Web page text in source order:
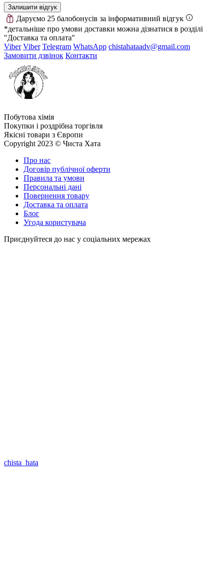
Залишити відгук
Даруємо 25 балобонусів за інформативний відгук
*детальніше про умови доставки можна дізнатися в розділі
"Доставка та оплата"
Viber Viber Telegram WhatsApp chistahataadv@gmail.com
Замовити дзвінок Контакти
Побутова хімія
Покупки і роздрібна торгівля
Якісні товари з Європи
Copyright 2023 © Чиста Хата
Про нас
Договір публічної оферти
Правила та умови
Персональні дані
Повернення товару
Доставка та оплата
Блог
Угода користувача
Приєднуйтеся до нас у соціальних мережах
chista_hata